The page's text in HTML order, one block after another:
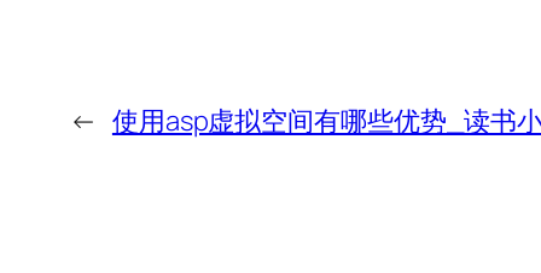
← 使用asp虚拟空间有哪些优势_读书